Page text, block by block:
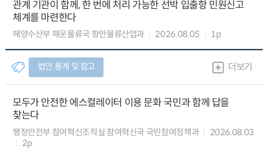
관계 기관이 함께, 한 번에 처리 가능한 선박 입출항 민원신고
체계를 마련한다
해양수산부 해운물류국 항만물류산업과 2026.08.05 1p
법안.통계 및 참고 더보기
모두가 안전한 에스컬레이터 이용 문화 국민과 함께 답을
찾는다
행정안전부 참여혁신조직실 참여혁신국 국민참여정책과
2026.08.03
2p